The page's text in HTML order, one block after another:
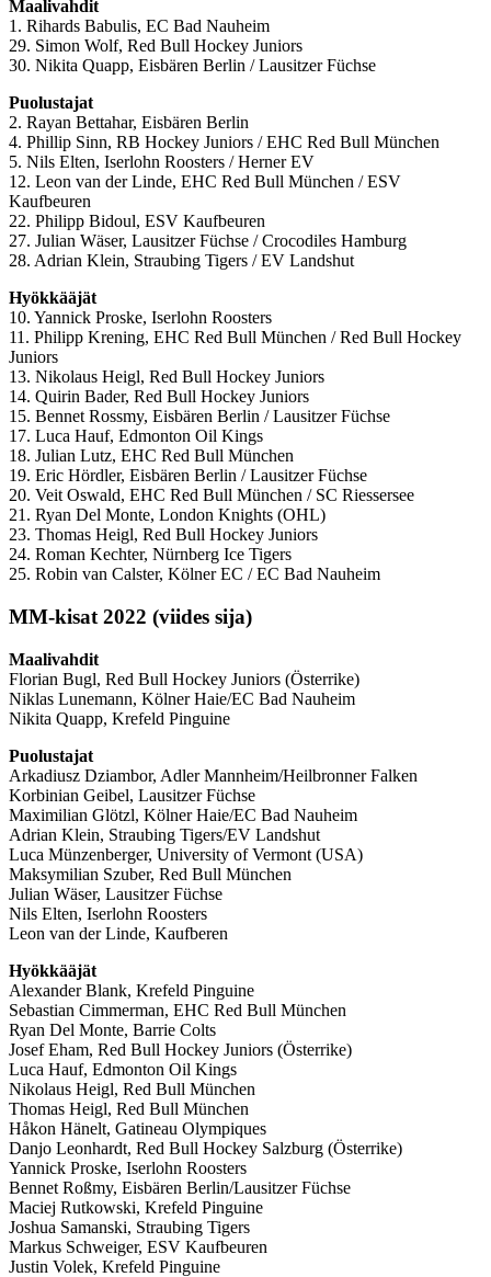
Maalivahdit
1. Rihards Babulis, EC Bad Nauheim
29. Simon Wolf, Red Bull Hockey Juniors
30. Nikita Quapp, Eisbären Berlin / Lausitzer Füchse
Puolustajat
2. Rayan Bettahar, Eisbären Berlin
4. Phillip Sinn, RB Hockey Juniors / EHC Red Bull München
5. Nils Elten, Iserlohn Roosters / Herner EV
12. Leon van der Linde, EHC Red Bull München / ESV
Kaufbeuren
22. Philipp Bidoul, ESV Kaufbeuren
27. Julian Wäser, Lausitzer Füchse / Crocodiles Hamburg
28. Adrian Klein, Straubing Tigers / EV Landshut
Hyökkääjät
10. Yannick Proske, Iserlohn Roosters
11. Philipp Krening, EHC Red Bull München / Red Bull Hockey
Juniors
13. Nikolaus Heigl, Red Bull Hockey Juniors
14. Quirin Bader, Red Bull Hockey Juniors
15. Bennet Rossmy, Eisbären Berlin / Lausitzer Füchse
17. Luca Hauf, Edmonton Oil Kings
18. Julian Lutz, EHC Red Bull München
19. Eric Hördler, Eisbären Berlin / Lausitzer Füchse
20. Veit Oswald, EHC Red Bull München / SC Riessersee
21. Ryan Del Monte, London Knights (OHL)
23. Thomas Heigl, Red Bull Hockey Juniors
24. Roman Kechter, Nürnberg Ice Tigers
25. Robin van Calster, Kölner EC / EC Bad Nauheim
MM-kisat 2022 (viides sija)
Maalivahdit
Florian Bugl, Red Bull Hockey Juniors (Österrike)
Niklas Lunemann, Kölner Haie/EC Bad Nauheim
Nikita Quapp, Krefeld Pinguine
Puolustajat
Arkadiusz Dziambor, Adler Mannheim/Heilbronner Falken
Korbinian Geibel, Lausitzer Füchse
Maximilian Glötzl, Kölner Haie/EC Bad Nauheim
Adrian Klein, Straubing Tigers/EV Landshut
Luca Münzenberger, University of Vermont (USA)
Maksymilian Szuber, Red Bull München
Julian Wäser, Lausitzer Füchse
Nils Elten, Iserlohn Roosters
Leon van der Linde, Kaufberen
Hyökkääjät
Alexander Blank, Krefeld Pinguine
Sebastian Cimmerman, EHC Red Bull München
Ryan Del Monte, Barrie Colts
Josef Eham, Red Bull Hockey Juniors (Österrike)
Luca Hauf, Edmonton Oil Kings
Nikolaus Heigl, Red Bull München
Thomas Heigl, Red Bull München
Håkon Hänelt, Gatineau Olympiques
Danjo Leonhardt, Red Bull Hockey Salzburg (Österrike)
Yannick Proske, Iserlohn Roosters
Bennet Roßmy, Eisbären Berlin/Lausitzer Füchse
Maciej Rutkowski, Krefeld Pinguine
Joshua Samanski, Straubing Tigers
Markus Schweiger, ESV Kaufbeuren
Justin Volek, Krefeld Pinguine